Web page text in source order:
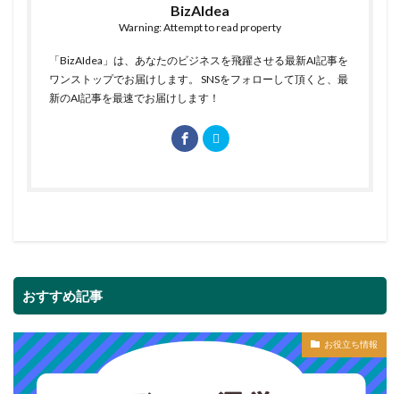
BizAIdea
Warning: Attempt to read property
「BizAIdea」は、あなたのビジネスを飛躍させる最新AI記事を
ワンストップでお届けします。 SNSをフォローして頂くと、最
新のAI記事を最速でお届けします！
おすすめ記事
お役立ち情報